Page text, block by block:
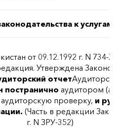
к услугам
от 09.12.1992 г. N 734-
Утверждена Законом
отчет
постранично аудитором
проверку, и
(Часть в редакции
г. N ЗРУ-352)